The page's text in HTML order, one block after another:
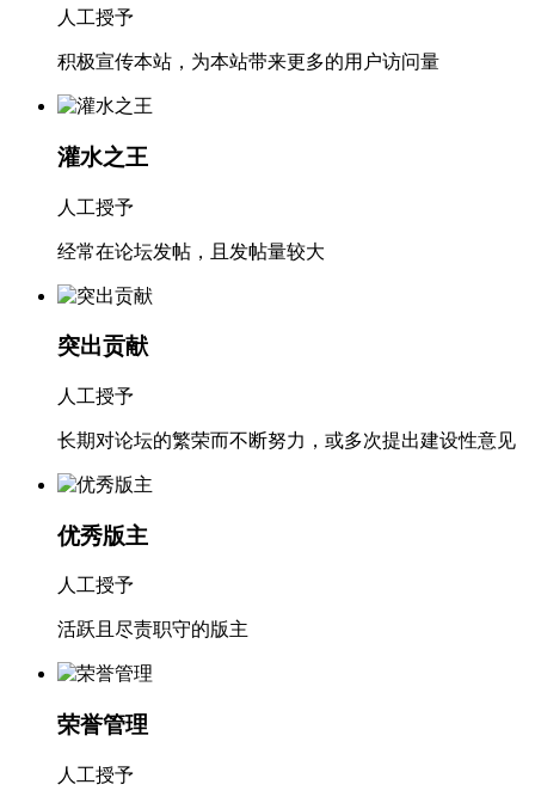
人工授予
积极宣传本站，为本站带来更多的用户访问量
灌水之王
人工授予
经常在论坛发帖，且发帖量较大
突出贡献
人工授予
长期对论坛的繁荣而不断努力，或多次提出建设性意见
优秀版主
人工授予
活跃且尽责职守的版主
荣誉管理
人工授予